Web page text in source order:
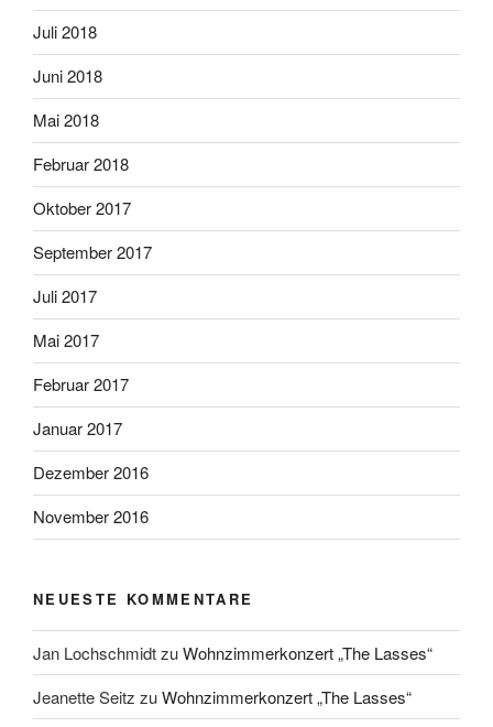
Juli 2018
Juni 2018
Mai 2018
Februar 2018
Oktober 2017
September 2017
Juli 2017
Mai 2017
Februar 2017
Januar 2017
Dezember 2016
November 2016
NEUESTE KOMMENTARE
Jan LochschmidtzuWohnzimmerkonzert „The Lasses“
Jeanette Seitz zuWohnzimmerkonzert „The Lasses“